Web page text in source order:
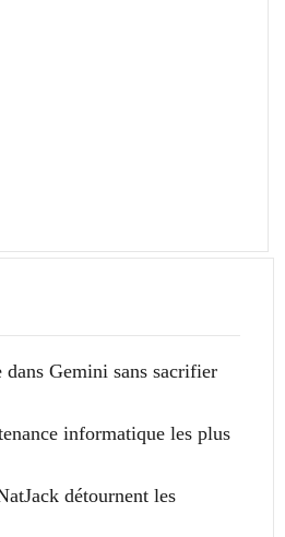
dans Gemini sans sacrifier
informatique les plus
détournent les